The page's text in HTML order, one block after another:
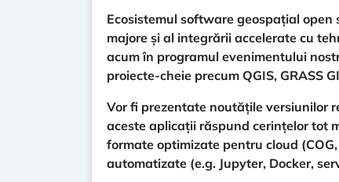
Ecosistemul software geospațial
majore și al integrării accelerate cu
acum în programul evenimentului
proiecte-cheie precum QGIS, GRASS
Vor fi prezentate noutățile versiunilor
aceste aplicații răspund cerințelor tot
formate optimizate pentru cloud
automatizate (e.g. Jupyter, Docker,